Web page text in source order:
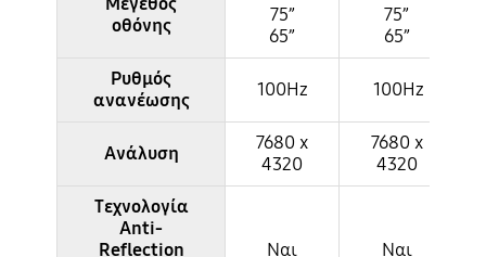
οθόνης
75”
65”
75”
65”
Ρυθμός
ανανέωσης
100Hz 100Hz
Ανάλυση
7680 x
4320
7680 x
4320
Τεχνολογία
Anti-
Reflection
Ναι Ναι